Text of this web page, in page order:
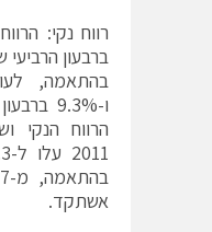
רווח נקי:
הרווח הנקי
אשתקד.